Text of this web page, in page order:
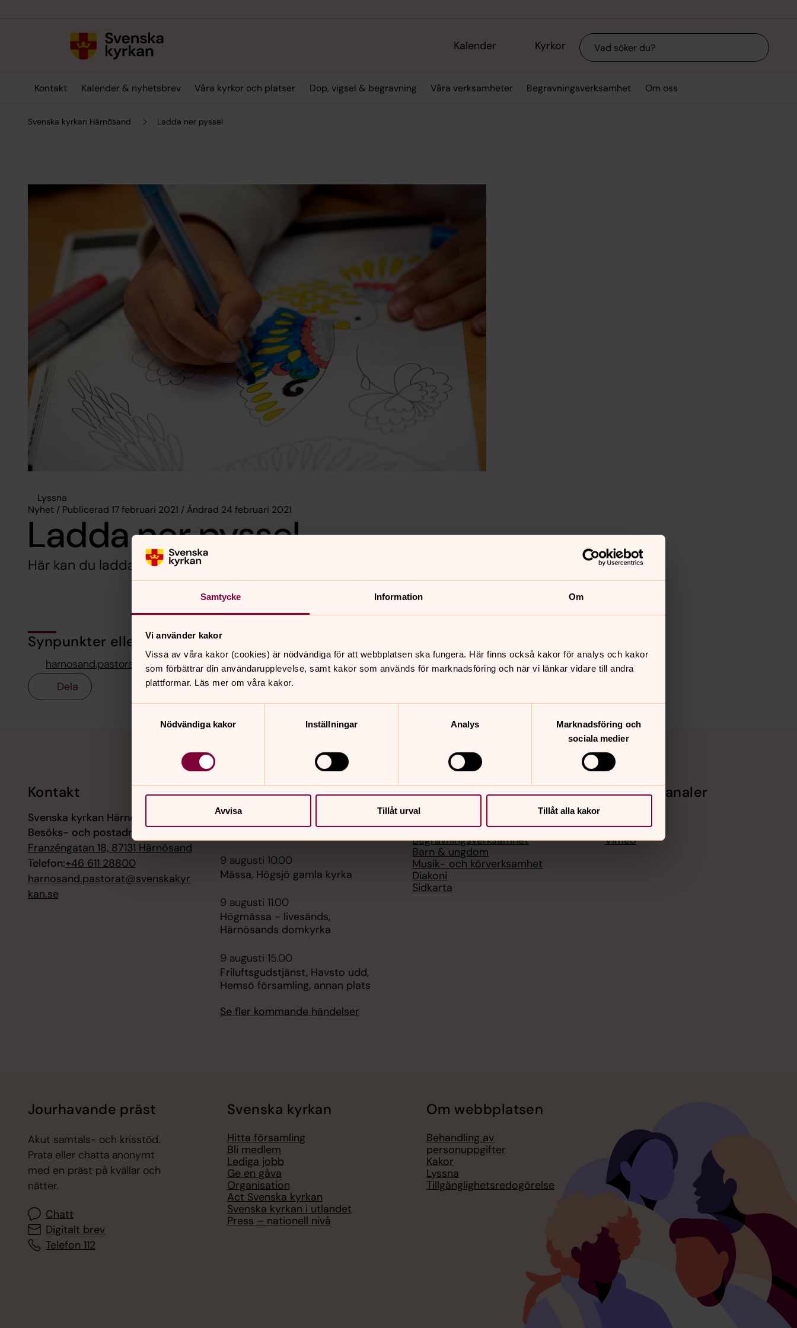
Samtycke Information Om
Vi använder kakor
Vissa av våra kakor (cookies) är nödvändiga för att webbplatsen ska fungera. Här finns också kakor för analys och kakor
som förbättrar din användarupplevelse, samt kakor som används för marknadsföring och när vi länkar vidare till andra
plattformar. Läs mer om våra kakor.
Nödvändiga kakor
Inställningar Analys
Marknadsföring och
sociala medier
Avvisa Tillåt urval Tillåt alla kakor
Kalender Kyrkor Sök
Kontakt Kalender & nyhetsbrev Våra kyrkor och platser Dop, vigsel & begravning Våra verksamheter Begravningsverksamhet Om oss
Svenska kyrkan Härnösand Ladda ner pyssel
Lyssna
Nyhet / Publicerad 17 februari 2021 / Ändrad 24 februari 2021
Ladda ner pyssel
Här kan du ladda ner och skriva ut eget pyssel
Synpunkter eller frågor på sidans innehåll?
harnosand.pastorat@svenskakyrkan.se
Dela
Kontakt
Svenska kyrkan Härnösand
Besöks- och postadress:
Franzéngatan 18, 87131 Härnösand
Telefon:+46 611 28800
harnosand.pastorat@svenskakyr
kan.se
Kalender
7 augusti 19.00
9 augusti 10.00
Mässa, Högsjö gamla kyrka
9 augusti 11.00
Högmässa - livesänds,
Härnösands domkyrka
9 augusti 15.00
Friluftsgudstjänst, Havsto udd,
Hemsö församling, annan plats
Se fler kommande händelser
Hitta snabbt
Kontakt
Våra verksamheter
Begravningsverksamhet
Barn & ungdom
Musik- och körverksamhet
Diakoni
Sidkarta
Sociala kanaler
Instagram
Vimeo
Jourhavande präst
Akut samtals- och krisstöd.
Prata eller chatta anonymt
med en präst på kvällar och
nätter.
Chatt
Digitalt brev
Telefon 112
Svenska kyrkan
Hitta församling
Bli medlem
Lediga jobb
Ge en gåva
Organisation
Act Svenska kyrkan
Svenska kyrkan i utlandet
Press – nationell nivå
Om webbplatsen
Behandling av
personuppgifter
Kakor
Lyssna
Tillgänglighetsredogörelse